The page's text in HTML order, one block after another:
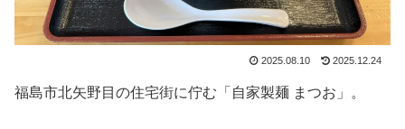
2025.08.10 2025.12.24
福島市北矢野目の住宅街に佇む「自家製麺 まつお」。